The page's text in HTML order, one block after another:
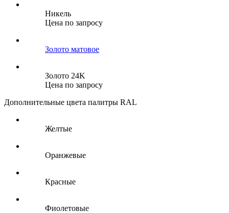
Никель
Цена по запросу
Золото матовое
Золото 24K
Цена по запросу
Дополнительные цвета палитры RAL
Желтые
Оранжевые
Красные
Фиолетовые